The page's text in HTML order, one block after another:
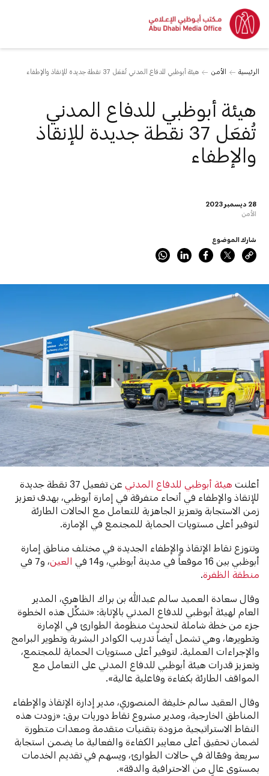
الرئيسية الأمن هيئة أبوظبي للدفاع المدني تُفعَل 37 نقطة جديدة للإنقاذ والإطفاء
28 ديسمبر 2023
الأمن
هيئة أبوظبي للدفاع المدني
تُفعَل 37 نقطة جديدة للإنقاذ
والإطفاء
شارك الموضوع
أعلنتهيئة أبوظبي للدفاع المدني
عن تفعيل 37 نقطة جديدة
للإنقاذ والإطفاء في أنحاء متفرقة في إمارة أبوظبي، بهدف تعزيز
زمن الاستجابة وتعزيز الجاهزية للتعامل مع الحالات الطارئة
لتوفير أعلى مستويات الحماية للمجتمع في الإمارة.
وتتوزع نقاط الإنقاذ والإطفاء الجديدة في مختلف مناطق إمارة
أبوظبي بين 16 موقعاً في مدينة أبوظبي، و14 في
العين، و7 في
منطقة الظفرة.
وقال سعادة العميد سالم عبدالله بن براك الظاهري، المدير
العام لهيئة أبوظبي للدفاع المدني بالإنابة: «تشكِّل هذه الخطوة
جزء من خطة شاملة لتحديث منظومة الطوارئ في الإمارة
وتطويرها، وهي تشمل أيضاً تدريب الكوادر البشرية وتطوير البرامج
والإجراءات العملية. لتوفير أعلى مستويات الحماية للمجتمع،
وتعزيز قدرات هيئة أبوظبي للدفاع المدني على التعامل مع
المواقف الطارئة بكفاءة وفاعلية عالية».
وقال العقيد سالم خليفة المنصوري، مدير إدارة الإنقاذ والإطفاء
المناطق الخارجية، ومدير مشروع نقاط دوريات برق: «زودت هذه
النقاط الاستراتيجية مزودة بتقنيات متقدمة ومعدات متطورة
لضمان تحقيق أعلى معايير الكفاءة والفعالية ما يضمن استجابة
سريعة وفعّالة في حالات الطوارئ، ويسهم في تقديم الخدمات
بمستوى عالٍ من الاحترافية والدقة».